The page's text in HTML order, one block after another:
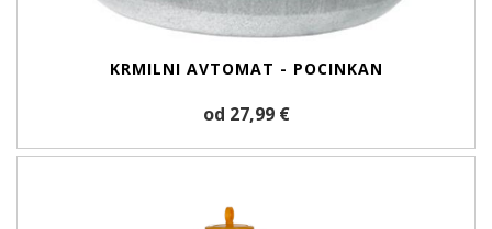
KRMILNI AVTOMAT - POCINKAN
od 27,99 €